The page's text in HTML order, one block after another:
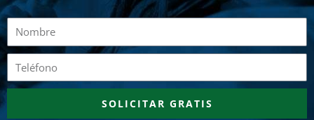
Nombre
Teléfono
SOLICITAR GRATIS